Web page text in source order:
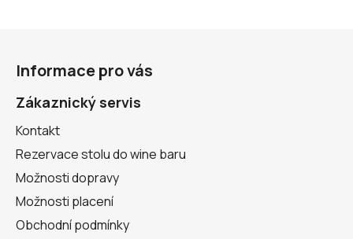
Informace pro vás
Zákaznický servis
Kontakt
Rezervace stolu do wine baru
Možnosti dopravy
Možnosti placení
Obchodní podmínky